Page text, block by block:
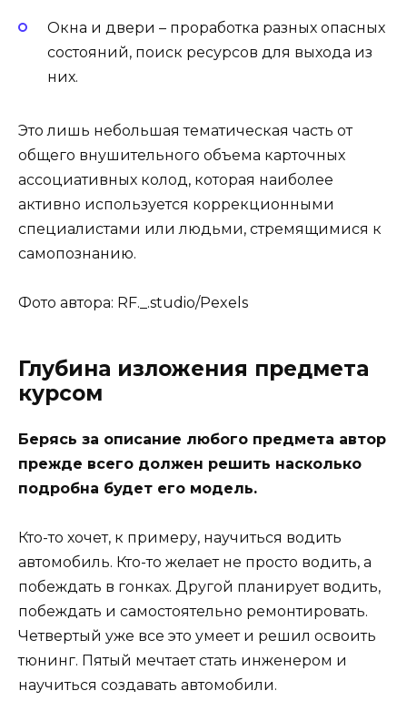
Окна и двери – проработка разных опасных
состояний, поиск ресурсов для выхода из
них.
Это лишь небольшая тематическая часть от
общего внушительного объема карточных
ассоциативных колод, которая наиболее
активно используется коррекционными
специалистами или людьми, стремящимися к
самопознанию.
Фото автора: RF._.studio/Pexels
Глубина изложения предмета
курсом
Берясь за описание любого предмета автор
прежде всего должен решить насколько
подробна будет его модель.
Кто-то хочет, к примеру, научиться водить
автомобиль. Кто-то желает не просто водить, а
побеждать в гонках. Другой планирует водить,
побеждать и самостоятельно ремонтировать.
Четвертый уже все это умеет и решил освоить
тюнинг. Пятый мечтает стать инженером и
научиться создавать автомобили.